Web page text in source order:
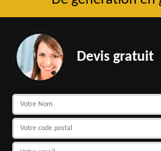
Devis gratuit